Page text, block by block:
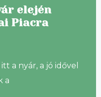
elején
Piacra
a nyár, a jó idővel
a